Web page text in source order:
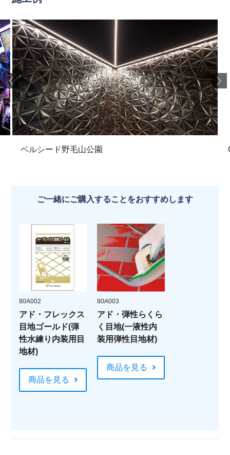
ベルシード野毛山公園
ご一緒にご購入することをおすすめします
80A002
アド・フレックス
目地ゴールド(弾
性水練り内装用目
地材)
商品を見る
80A003
アド・弾性らくら
く目地(一液性内
装用弾性目地材)
商品を見る